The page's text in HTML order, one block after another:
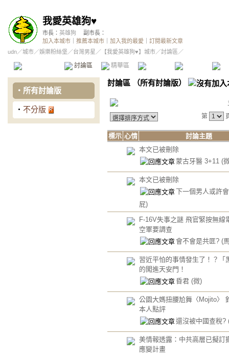
我愛英雄狗♥
市長： 英雄狗
副市長：
加入本城市
推薦本城市 加入我的最愛
訂閱最新文章
udn／城市／娛樂粉絲堡 ／台灣男星 ／ 【我愛英雄狗♥】城市／討論區／
討論區 精華區 投票區 影像館
‧ 所有討論版
‧ 不分版
討論區 （所有討論版）
第
標示 心情
討論主題
本文已被刪除
蒙古牙醫 3+11 (
本文已被刪除
下一個男人或許
屁)
F-16V失事之謎 飛官緊按無線
空軍要調查
會不會是共匪? (
習近平怕的事情發生了！？「
的闖進天安門！
昏君 (微)
公園大媽扭腰尬舞〈Mojito〉
本人點評
還沒被中國查稅?
美情報透露：中共高層已擬訂
應變計畫